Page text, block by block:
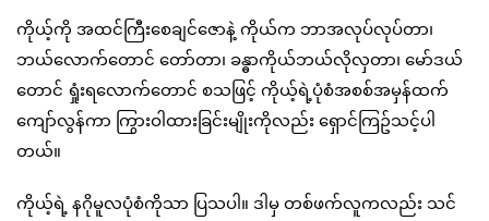
ကိုယ့်ကို အထင်ကြီးစေချင်ဇောနဲ့ ကိုယ်က ဘာအလုပ်လုပ်တာ၊
ဘယ်လောက်တောင် တော်တာ၊ ခန္ဓာကိုယ်ဘယ်လိုလှတာ၊ မော်ဒယ်
တောင် ရှုံးရလောက်တောင် စသဖြင့် ကိုယ့်ရဲ့ပုံစံအစစ်အမှန်ထက်
ကျော်လွန်ကာ ကြွားဝါထားခြင်းမျိုးကိုလည်း ရှောင်ကြဥ်သင့်ပါ
တယ်။
ကိုယ့်ရဲ့ နဂိုမူလပုံစံကိုသာ ပြသပါ။ ဒါမှ တစ်ဖက်လူကလည်း သင်